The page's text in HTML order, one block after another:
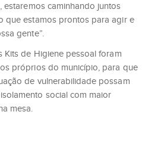
estaremos caminhando juntos
que estamos prontos para agir e
gente”.
Kits de Higiene pessoal foram
próprios do município, para que
de vulnerabilidade possam
social com maior
mesa.